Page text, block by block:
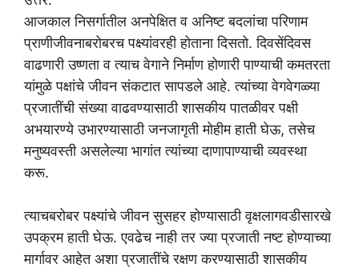
आजकाल निसर्गातील अनपेक्षित व अनिष्ट बदलांचा परिणाम
प्राणीजीवनाबरोबरच पक्ष्यांवरही होताना दिसतो. दिवसेंदिवस
वाढणारी उष्णता व त्याच वेगाने निर्माण होणारी पाण्याची कमतरता
यांमुळे पक्षांचे जीवन संकटात सापडले आहे. त्यांच्या वेगवेगळ्या
प्रजातींची संख्या वाढवण्यासाठी शासकीय पातळीवर पक्षी
अभयारण्ये उभारण्यासाठी जनजागृती मोहीम हाती घेऊ, तसेच
मनुष्यवस्ती असलेल्या भागांत त्यांच्या दाणापाण्याची व्यवस्था
करू.
त्याचबरोबर पक्ष्यांचे जीवन सुसहर होण्यासाठी वृक्षलागवडीसारखे
उपक्रम हाती घेऊ. एवढेच नाही तर ज्या प्रजाती नष्ट होण्याच्या
मार्गावर आहेत अशा प्रजातींचे रक्षण करण्यासाठी शासकीय